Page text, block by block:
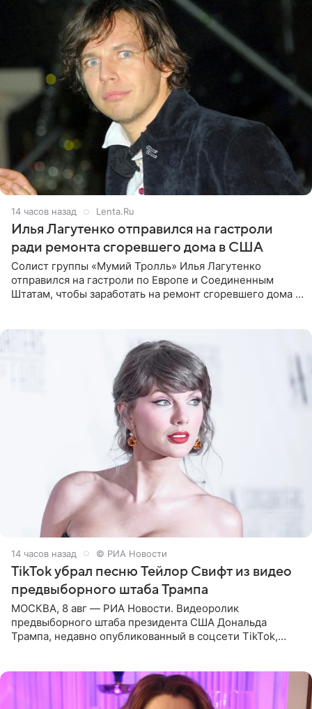
14 часов назад Lenta.Ru
Илья Лагутенко отправился на гастроли
ради ремонта сгоревшего дома в США
Солист группы «Мумий Тролль» Илья Лагутенко
отправился на гастроли по Европе и Соединенным
Штатам, чтобы заработать на ремонт сгоревшего дома в
14 часов назад © РИА Новости
TikTok убрал песню Тейлор Свифт из видео
предвыборного штаба Трампа
МОСКВА, 8 авг — РИА Новости. Видеоролик
предвыборного штаба президента США Дональда
Трампа, недавно опубликованный в соцсети TikTok,